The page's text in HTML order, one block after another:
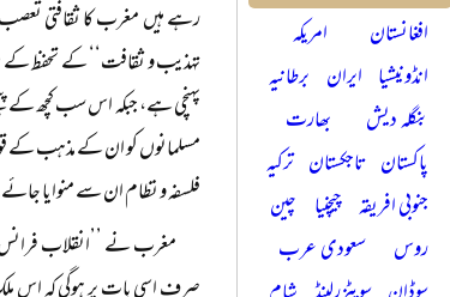
رہے ہیں مغرب کا ثقافتی
تہذیب و ثقافت‘‘ کے تحفظ کے
پہنچی ہے، جبکہ اس سب کچھ کے
مسلمانوں کو ان کے مذہب کے
فلسفہ و نظام ان سے منوایا
مغرب نے ’’انقلاب
افغانستان
امریکہ
انڈونیشیا ایران برطانیہ
بنگلہ دیش
بھارت
پاکستان تاجکستان ترکیہ
جنوبی افریقہ چیچنیا چین
روس
سعودی عرب